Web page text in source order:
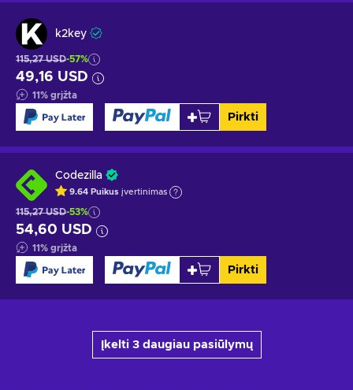
k2key
115,27 USD-57%
49,16 USD
11% grįžta
Pirkti
Codezilla
9.64 Puikus įvertinimas
115,27 USD-53%
54,60 USD
11% grįžta
Pirkti
Įkelti 3 daugiau pasiūlymų